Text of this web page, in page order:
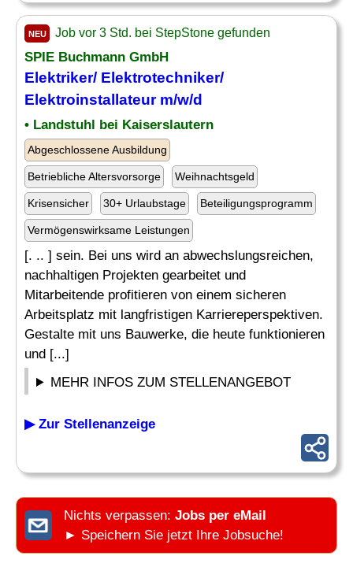
NEU Job vor 3 Std. bei StepStone gefunden
SPIE Buchmann GmbH
Elektriker/ Elektrotechniker/
Elektroinstallateur m/w/d
• Landstuhl bei Kaiserslautern
Abgeschlossene Ausbildung
Betriebliche Altersvorsorge Weihnachtsgeld
Krisensicher 30+ Urlaubstage Beteiligungsprogramm
Vermögenswirksame Leistungen
[. .. ] sein. Bei uns wird an abwechslungsreichen,
nachhaltigen Projekten gearbeitet und
Mitarbeitende profitieren von einem sicheren
Arbeitsplatz mit langfristigen Karriereperspektiven.
Gestalte mit uns Bauwerke, die heute funktionieren
und [...]
MEHR INFOS ZUM STELLENANGEBOT
▶ Zur Stellenanzeige
Nichts verpassen: Jobs per eMail
► Speichern Sie jetzt Ihre Jobsuche!